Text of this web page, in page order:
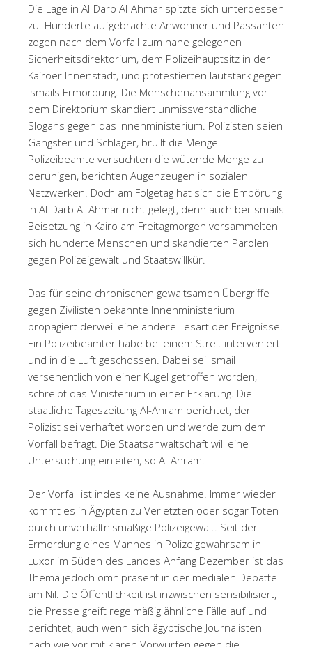
Die Lage in Al-Darb Al-Ahmar spitzte sich unterdessen
zu. Hunderte aufgebrachte Anwohner und Passanten
zogen nach dem Vorfall zum nahe gelegenen
Sicherheitsdirektorium, dem Polizeihauptsitz in der
Kairoer Innenstadt, und protestierten lautstark gegen
Ismails Ermordung. Die Menschenansammlung vor
dem Direktorium skandiert unmissverständliche
Slogans gegen das Innenministerium. Polizisten seien
Gangster und Schläger, brüllt die Menge.
Polizeibeamte versuchten die wütende Menge zu
beruhigen, berichten Augenzeugen in sozialen
Netzwerken. Doch am Folgetag hat sich die Empörung
in Al-Darb Al-Ahmar nicht gelegt, denn auch bei Ismails
Beisetzung in Kairo am Freitagmorgen versammelten
sich hunderte Menschen und skandierten Parolen
gegen Polizeigewalt und Staatswillkür.
Das für seine chronischen gewaltsamen Übergriffe
gegen Zivilisten bekannte Innenministerium
propagiert derweil eine andere Lesart der Ereignisse.
Ein Polizeibeamter habe bei einem Streit interveniert
und in die Luft geschossen. Dabei sei Ismail
versehentlich von einer Kugel getroffen worden,
schreibt das Ministerium in einer Erklärung. Die
staatliche Tageszeitung Al-Ahram berichtet, der
Polizist sei verhaftet worden und werde zum dem
Vorfall befragt. Die Staatsanwaltschaft will eine
Untersuchung einleiten, so Al-Ahram.
Der Vorfall ist indes keine Ausnahme. Immer wieder
kommt es in Ägypten zu Verletzten oder sogar Toten
durch unverhältnismäßige Polizeigewalt. Seit der
Ermordung eines Mannes in Polizeigewahrsam in
Luxor im Süden des Landes Anfang Dezember ist das
Thema jedoch omnipräsent in der medialen Debatte
am Nil. Die Öffentlichkeit ist inzwischen sensibilisiert,
die Presse greift regelmäßig ähnliche Fälle auf und
berichtet, auch wenn sich ägyptische Journalisten
nach wie vor mit klaren Vorwürfen gegen die